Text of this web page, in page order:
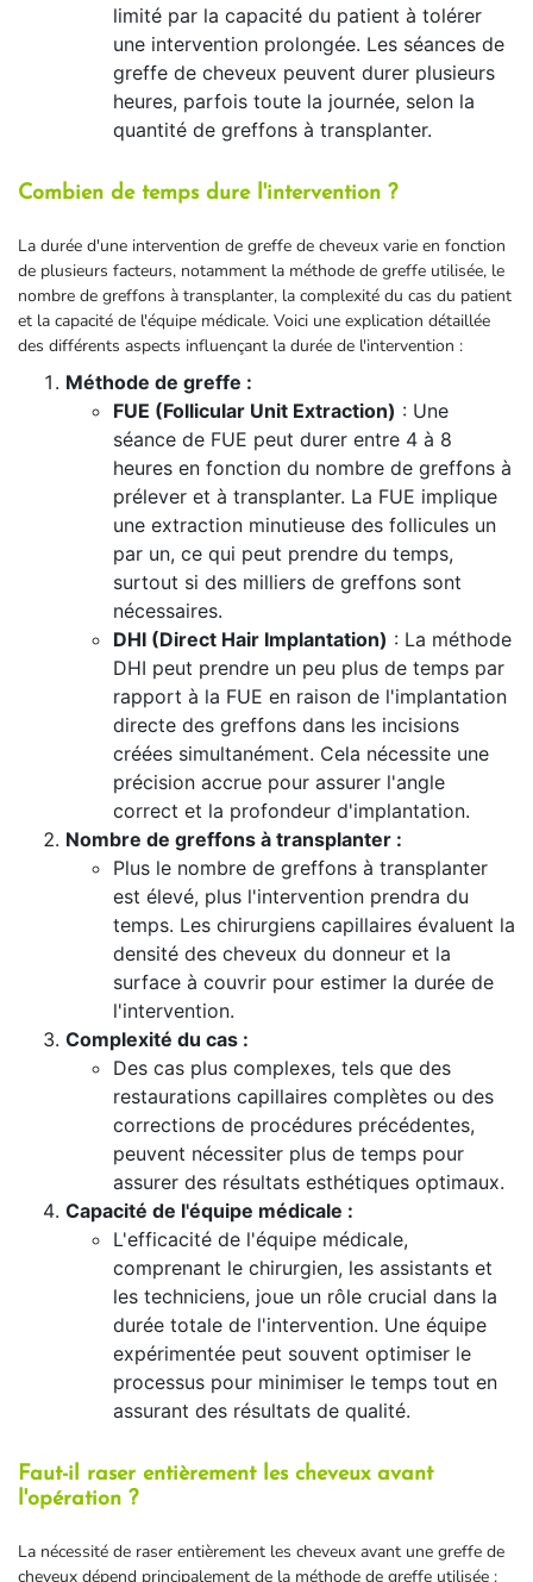
limité par la capacité du patient à tolérer
une intervention prolongée. Les séances de
greffe de cheveux peuvent durer plusieurs
heures, parfois toute la journée, selon la
quantité de greffons à transplanter.
Combien de temps dure l'intervention ?
La durée d'une intervention de greffe de cheveux varie en fonction
de plusieurs facteurs, notamment la méthode de greffe utilisée, le
nombre de greffons à transplanter, la complexité du cas du patient
et la capacité de l'équipe médicale. Voici une explication détaillée
des différents aspects influençant la durée de l'intervention :
Méthode de greffe :
FUE (Follicular Unit Extraction) : Une
séance de FUE peut durer entre 4 à 8
heures en fonction du nombre de greffons à
prélever et à transplanter. La FUE implique
une extraction minutieuse des follicules un
par un, ce qui peut prendre du temps,
surtout si des milliers de greffons sont
nécessaires.
DHI (Direct Hair Implantation) : La méthode
DHI peut prendre un peu plus de temps par
rapport à la FUE en raison de l'implantation
directe des greffons dans les incisions
créées simultanément. Cela nécessite une
précision accrue pour assurer l'angle
correct et la profondeur d'implantation.
Nombre de greffons à transplanter :
Plus le nombre de greffons à transplanter
est élevé, plus l'intervention prendra du
temps. Les chirurgiens capillaires évaluent la
densité des cheveux du donneur et la
surface à couvrir pour estimer la durée de
l'intervention.
Complexité du cas :
Des cas plus complexes, tels que des
restaurations capillaires complètes ou des
corrections de procédures précédentes,
peuvent nécessiter plus de temps pour
assurer des résultats esthétiques optimaux.
Capacité de l'équipe médicale :
L'efficacité de l'équipe médicale,
comprenant le chirurgien, les assistants et
les techniciens, joue un rôle crucial dans la
durée totale de l'intervention. Une équipe
expérimentée peut souvent optimiser le
processus pour minimiser le temps tout en
assurant des résultats de qualité.
Faut-il raser entièrement les cheveux avant
l'opération ?
La nécessité de raser entièrement les cheveux avant une greffe de
cheveux dépend principalement de la méthode de greffe utilisée :